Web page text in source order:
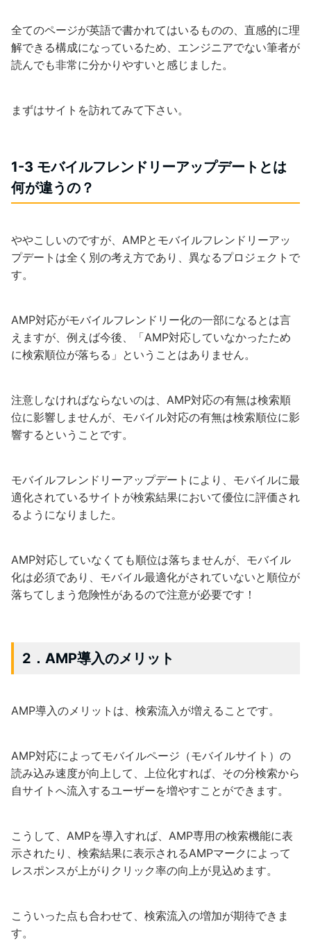
全てのページが英語で書かれてはいるものの、直感的に理
解できる構成になっているため、エンジニアでない筆者が
読んでも非常に分かりやすいと感じました。
まずはサイトを訪れてみて下さい。
1-3 モバイルフレンドリーアップデートとは
何が違うの？
ややこしいのですが、AMPとモバイルフレンドリーアッ
プデートは全く別の考え方であり、異なるプロジェクトで
す。
AMP対応がモバイルフレンドリー化の一部になるとは言
えますが、例えば今後、「AMP対応していなかったため
に検索順位が落ちる」ということはありません。
注意しなければならないのは、AMP対応の有無は検索順
位に影響しませんが、モバイル対応の有無は検索順位に影
響するということです。
モバイルフレンドリーアップデートにより、モバイルに最
適化されているサイトが検索結果において優位に評価され
るようになりました。
AMP対応していなくても順位は落ちませんが、モバイル
化は必須であり、モバイル最適化がされていないと順位が
落ちてしまう危険性があるので注意が必要です！
2．AMP導入のメリット
AMP導入のメリットは、検索流入が増えることです。
AMP対応によってモバイルページ（モバイルサイト）の
読み込み速度が向上して、上位化すれば、その分検索から
自サイトへ流入するユーザーを増やすことができます。
こうして、AMPを導入すれば、AMP専用の検索機能に表
示されたり、検索結果に表示されるAMPマークによって
レスポンスが上がりクリック率の向上が見込めます。
こういった点も合わせて、検索流入の増加が期待できま
す。